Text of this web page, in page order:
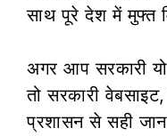
साथ पूरे देश में मुफ्त
अगर आप सरकारी
तो सरकारी
प्रशासन से सही